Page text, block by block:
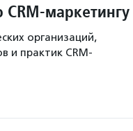
маркетингу
организаций,
и практик CRM-